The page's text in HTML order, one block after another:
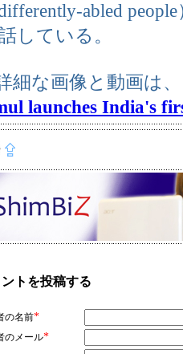
differently-abled
している。
細な画像と動画は
launches India's
ントを投稿する
の名前*
のメール*